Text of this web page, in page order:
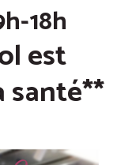
18h
est
santé**